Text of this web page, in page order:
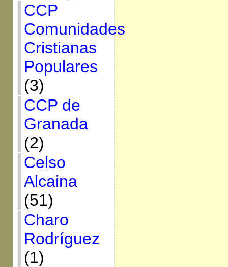
CCP
Comunidades
Cristianas
Populares
(3)
CCP de
Granada
(2)
Celso
Alcaina
(51)
Charo
Rodríguez
(1)